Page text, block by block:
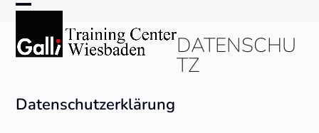
mobile
mobile
DATENSCHU
TZ
Datenschutzerklärung